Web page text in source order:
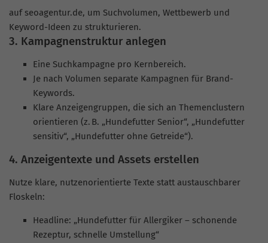
auf seoagentur.de, um Suchvolumen, Wettbewerb und
Keyword-Ideen zu strukturieren.
3. Kampagnenstruktur anlegen
Eine Suchkampagne pro Kernbereich.
Je nach Volumen separate Kampagnen für Brand-
Keywords.
Klare Anzeigengruppen, die sich an Themenclustern
orientieren (z. B. „Hundefutter Senior“, „Hundefutter
sensitiv“, „Hundefutter ohne Getreide“).
4. Anzeigentexte und Assets erstellen
Nutze klare, nutzenorientierte Texte statt austauschbarer
Floskeln:
Headline: „Hundefutter für Allergiker – schonende
Rezeptur, schnelle Umstellung“